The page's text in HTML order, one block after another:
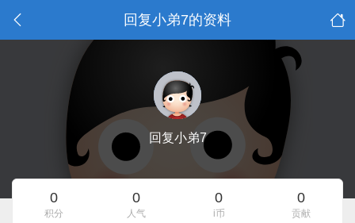
回复小弟7的资料
回复小弟7
0
积分
0
人气
0
i币
0
贡献